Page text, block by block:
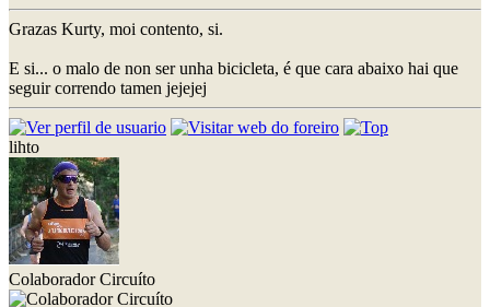
Grazas Kurty, moi contento, si.
E si... o malo de non ser unha bicicleta, é que cara abaixo hai que
seguir correndo tamen jejejej
lihto
Colaborador Circuíto